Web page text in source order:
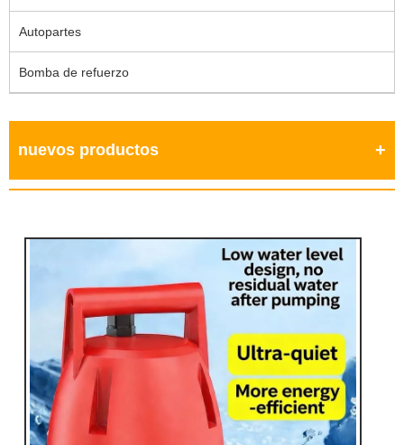
Autopartes
Bomba de refuerzo
nuevos productos